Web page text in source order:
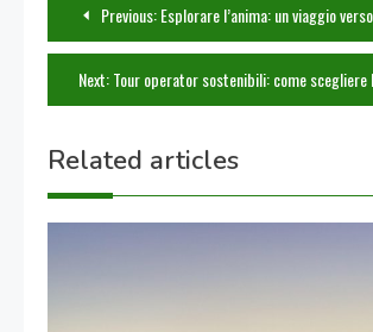
articoli
Previous:Esplorare l’anima: un viaggio verso la
Next:Tour operator sostenibili: come scegliere la tua
Related articles